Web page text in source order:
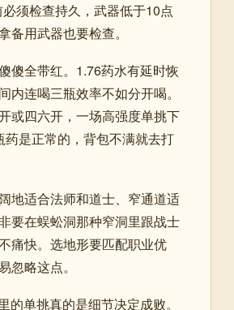
须检查持久，武器低于10点
备用武器也要检查。
傻全带红。1.76药水有延时恢
内连喝三瓶效率不如分开喝。
或四六开，一场高强度单挑下
药是正常的，背包不满就去打
地适合法师和道士、窄通道适
要在蜈蚣洞那种窄洞里跟战士
痛快。选地形要匹配职业优
忽略这点。
的单挑真的是细节决定成败。